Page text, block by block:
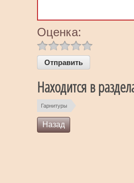
Оценка:
Находится в
Гарнитуры
Назад